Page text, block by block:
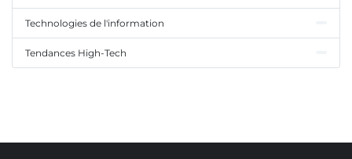
Technologies de l'information
Tendances High-Tech